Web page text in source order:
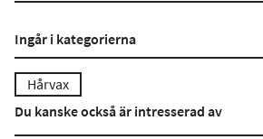
Ingår i kategorierna
Hårvax
Du kanske också är intresserad av